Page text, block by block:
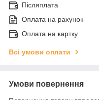
Післяплата
Оплата на рахунок
Оплата на картку
Всі умови оплати
Умови повернення